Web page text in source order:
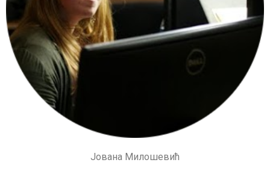
Јована Милошевић